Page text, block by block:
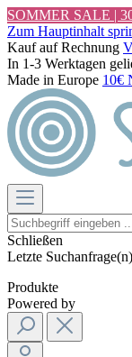
SOMMER SALE |
Zum Hauptinhalt
Kauf auf Rechnung
In 1-3 Werktagen
Made in Europe 10€
Schließen
Letzte Suchanfrage(n)
Produkte
Powered by